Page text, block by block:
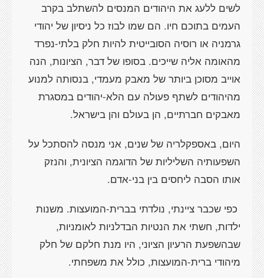
לשים ללעג את היהודים המנסים להשתלב בקרב
העמים בתוכם חיו. הם שמו לבוז כל ניסיון של יהודי
גרמניה או רוסיה הסובייטית להיות חלק בלתי-נפרד
מהאומה אליה שייכים. בסופו של דבר, הציונות, הנה
אוייב מסוכן ביותר של מאבק מעמדי, בנסותה למנוע
מהיהודים לשתף פעולה עם הלא-יהודים במסגרת
מאבקים חברתיים, הן בעולם והן בישראל.
היום, באספקלריה של שנים, אני מנסה להסתכל על
השפעותיה השליליות של הדוגמה הציונית, והנזק
אותו הסבה ליחסים בין בני-אדם.
כפי שכבר ציינתי, נולדתי בברית-המועצות. משנות
ילדות, חשתי את הנטיות הבדלניות לאומניות,
שבהשפעת הרעיון הציוני, היו מנת חלקם של חלק
מיהודי ברית-המועצות, כולל את משפחתי.